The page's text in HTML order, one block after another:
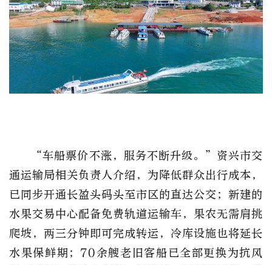
“车船票价不涨，服务不断升级。”资兴市交
通运输局相关负责人介绍，为降低群众出行成本，
已同步开通长盈头码头至市区的直达公交；新建的
水果交易中心配备免费轨道运输车，果农无需肩挑
爬坡，两三分钟即可完成转运，冷库设施也将延长
水果保鲜期；70余艘老旧客船已全部更换为抗风